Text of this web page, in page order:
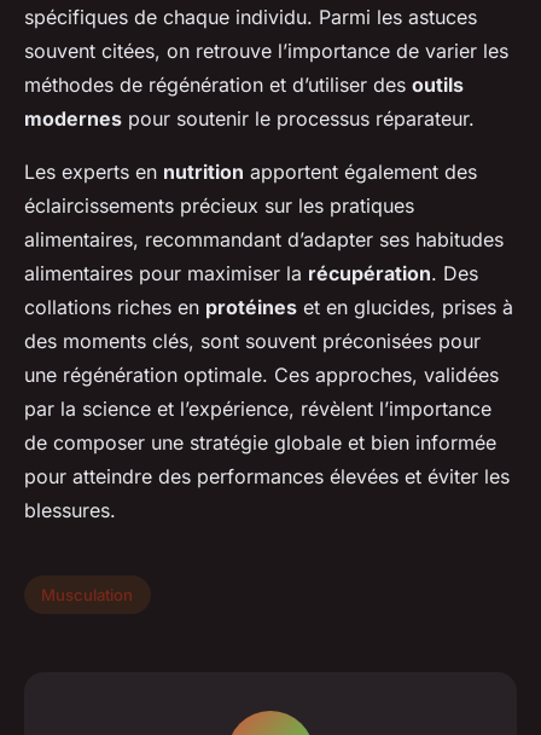
spécifiques de chaque individu. Parmi les astuces
souvent citées, on retrouve l’importance de varier les
méthodes de régénération et d’utiliser des outils
modernes pour soutenir le processus réparateur.
Les experts en nutrition apportent également des
éclaircissements précieux sur les pratiques
alimentaires, recommandant d’adapter ses habitudes
alimentaires pour maximiser la récupération. Des
collations riches en protéines et en glucides, prises à
des moments clés, sont souvent préconisées pour
une régénération optimale. Ces approches, validées
par la science et l’expérience, révèlent l’importance
de composer une stratégie globale et bien informée
pour atteindre des performances élevées et éviter les
blessures.
Musculation